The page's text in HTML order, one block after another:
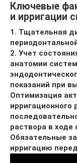
Ключевые
и ирригации
1. Тщательная
2. Учет
анатомии
показаний при
Оптимизация
ирригационного
раствора в ходе
Обязательные
ирригацию